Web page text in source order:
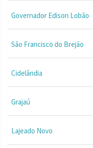
Governador Edison Lobão
São Francisco do Brejão
Cidelândia
Grajaú
Lajeado Novo